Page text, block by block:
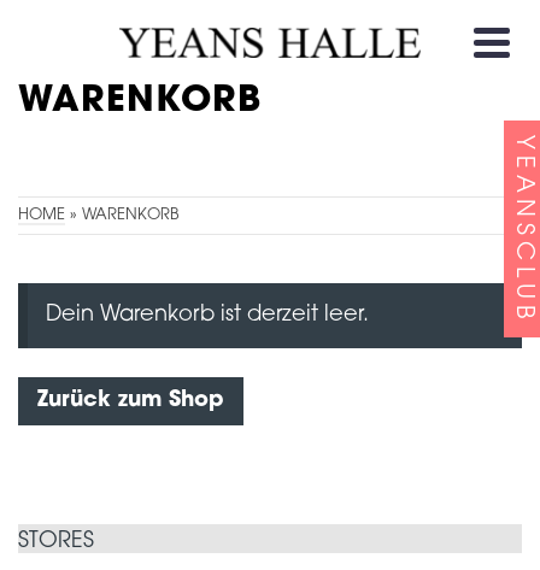
WARENKORB
HOME » WARENKORB
Dein Warenkorb ist derzeit leer.
Zurück zum Shop
STORES
YEANSCLUB